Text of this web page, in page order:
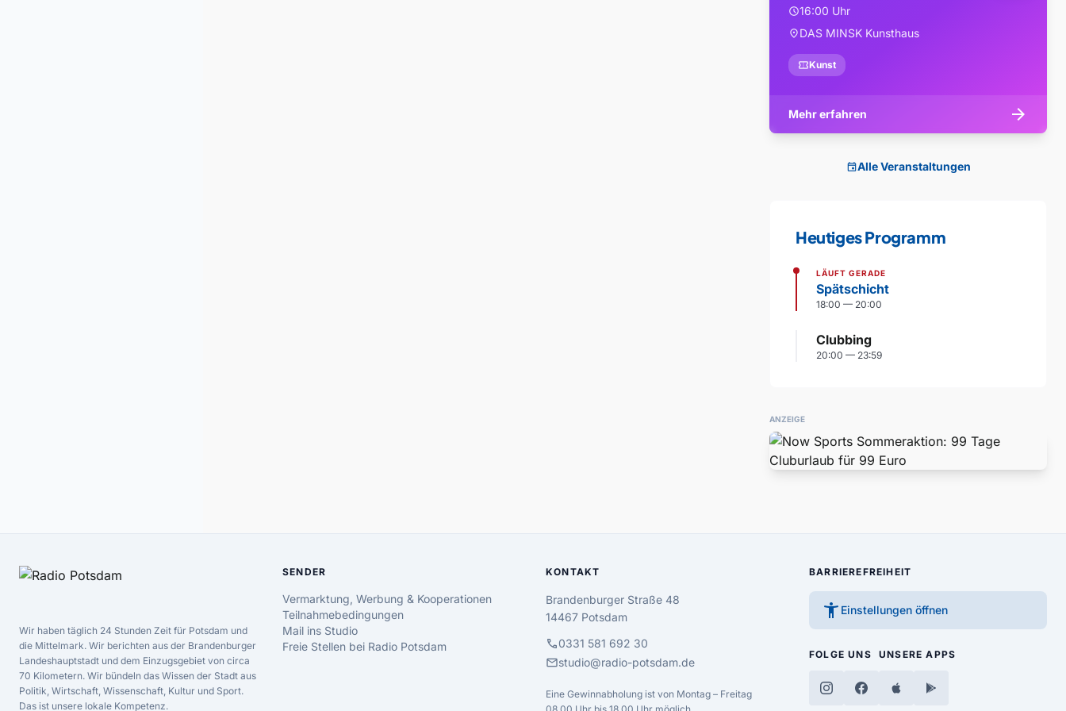
schedule16:00 Uhr
location_onDAS MINSK Kunsthaus
confirmation_numberKunst
Mehr erfahren arrow_forward
eventAlle Veranstaltungen
Heutiges Programm
LÄUFT GERADE
Spätschicht
18:00 — 20:00
Clubbing
20:00 — 23:59
ANZEIGE
Wir haben täglich 24 Stunden Zeit für Potsdam und
die Mittelmark. Wir berichten aus der Brandenburger
Landeshauptstadt und dem Einzugsgebiet von circa
70 Kilometern. Wir bündeln das Wissen der Stadt aus
Politik, Wirtschaft, Wissenschaft, Kultur und Sport.
Das ist unsere lokale Kompetenz.
SENDER
Vermarktung, Werbung & Kooperationen
Teilnahmebedingungen
Mail ins Studio
Freie Stellen bei Radio Potsdam
KONTAKT
Brandenburger Straße 48
14467 Potsdam
call0331 581 692 30
mailstudio@radio-potsdam.de
Eine Gewinnabholung ist von Montag – Freitag
BARRIEREFREIHEIT
accessibility_new Einstellungen öffnen
FOLGE UNS UNSERE APPS